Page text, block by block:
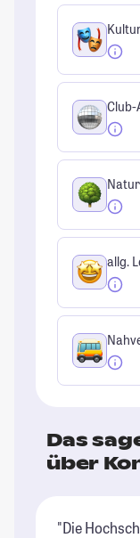
allg.
Das
über
"Die